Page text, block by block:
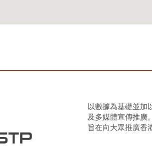
以數據為基礎並加
及多媒體宣傳推廣。
旨在向大眾推廣香